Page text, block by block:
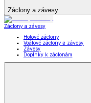
Záclony a závesy
Záclony a závesy
Hotové záclony
Voálové záclony a závesy
Závesy
Doplnky k záclonám